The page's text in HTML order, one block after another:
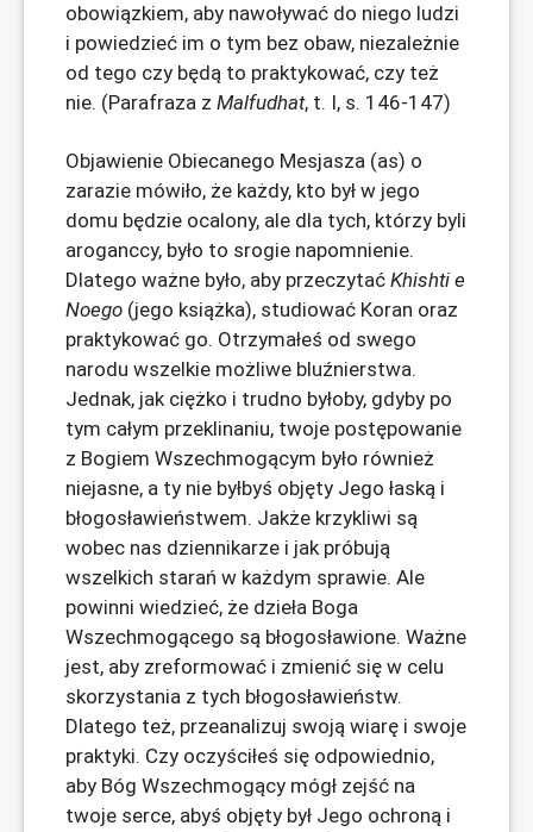
obowiązkiem, aby nawoływać do niego ludzi
i powiedzieć im o tym bez obaw, niezależnie
od tego czy będą to praktykować, czy też
nie. (Parafraza z Malfudhat, t. I, s. 146-147)
Objawienie Obiecanego Mesjasza (as) o
zarazie mówiło, że ​​każdy, kto był w jego
domu będzie ocalony, ale dla tych, którzy byli
aroganccy, było to srogie napomnienie.
Dlatego ważne było, aby przeczytać Khishti e
Noego (jego książka), studiować Koran oraz
praktykować go. Otrzymałeś od swego
narodu wszelkie możliwe bluźnierstwa.
Jednak, jak ciężko i trudno byłoby, gdyby po
tym całym przeklinaniu, twoje postępowanie
z Bogiem Wszechmogącym było również
niejasne, a ty nie byłbyś objęty Jego łaską i
błogosławieństwem. Jakże krzykliwi są
wobec nas dziennikarze i jak próbują
wszelkich starań w każdym sprawie. Ale
powinni wiedzieć, że dzieła Boga
Wszechmogącego są błogosławione. Ważne
jest, aby zreformować i zmienić się w celu
skorzystania z tych błogosławieństw.
Dlatego też, przeanalizuj swoją wiarę i swoje
praktyki. Czy oczyściłeś się odpowiednio,
aby Bóg Wszechmogący mógł zejść na
twoje serce, abyś objęty był Jego ochroną i